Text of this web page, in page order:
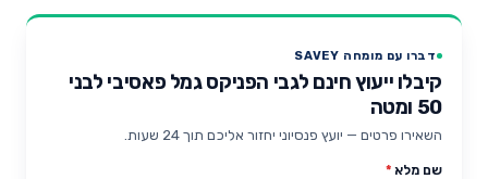
דברו עם מומחה SAVEY
קיבלו ייעוץ חינם לגבי הפניקס גמל פאסיבי לבני
50 ומטה
השאירו פרטים — יועץ פנסיוני יחזור אליכם תוך 24 שעות.
שם מלא *